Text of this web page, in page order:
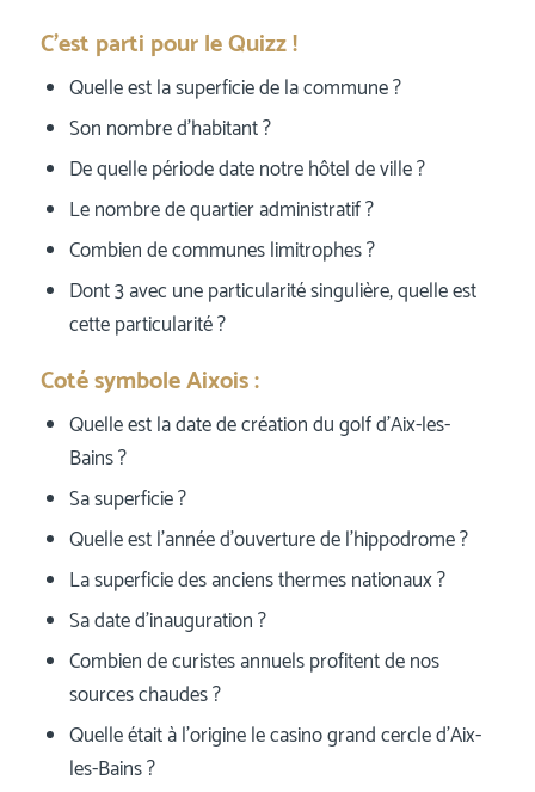
C’est parti pour le Quizz !
Quelle est la superficie de la commune ?
Son nombre d’habitant ?
De quelle période date notre hôtel de ville ?
Le nombre de quartier administratif ?
Combien de communes limitrophes ?
Dont 3 avec une particularité singulière, quelle est
cette particularité ?
Coté symbole Aixois :
Quelle est la date de création du golf d’Aix-les-
Bains ?
Sa superficie ?
Quelle est l’année d’ouverture de l’hippodrome ?
La superficie des anciens thermes nationaux ?
Sa date d’inauguration ?
Combien de curistes annuels profitent de nos
sources chaudes ?
Quelle était à l’origine le casino grand cercle d’Aix-
les-Bains ?